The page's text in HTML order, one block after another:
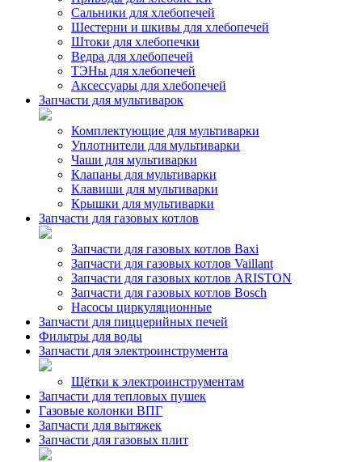
Сальники для хлебопечей
Шестерни и шкивы для хлебопечей
Штоки для хлебопечки
Ведра для хлебопечей
ТЭНы для хлебопечей
Аксессуары для хлебопечей
Запчасти для мультиварок
Комплектующие для мультиварки
Уплотнители для мультиварки
Чаши для мультиварки
Клапаны для мультиварки
Клавиши для мультиварки
Крышки для мультиварки
Запчасти для газовых котлов
Запчасти для газовых котлов Baxi
Запчасти для газовых котлов Vaillant
Запчасти для газовых котлов ARISTON
Запчасти для газовых котлов Bosch
Насосы циркуляционные
Запчасти для пиццерийных печей
Фильтры для воды
Запчасти для электроинструмента
Щётки к электроинструментам
Запчасти для тепловых пушек
Газовые колонки ВПГ
Запчасти для вытяжек
Запчасти для газовых плит